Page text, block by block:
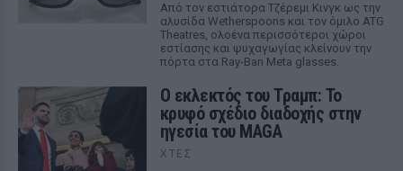
Από τον εστιάτορα Τζέρεμι Κινγκ ως την
αλυσίδα Wetherspoons και τον όμιλο ATG
Theatres, ολοένα περισσότεροι χώροι
εστίασης και ψυχαγωγίας κλείνουν την
πόρτα στα Ray-Ban Meta glasses.
Ο εκλεκτός του Τραμπ: Το
κρυφό σχέδιο διαδοχής στην
ηγεσία του MAGA
ΧΤΕΣ